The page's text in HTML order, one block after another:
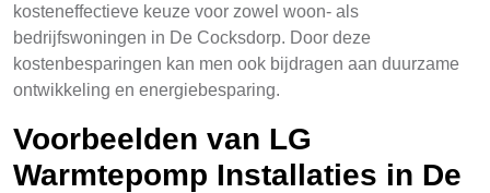
kosteneffectieve keuze voor zowel woon- als
bedrijfswoningen in De Cocksdorp. Door deze
kostenbesparingen kan men ook bijdragen aan duurzame
ontwikkeling en energiebesparing.
Voorbeelden van LG
Warmtepomp Installaties in De